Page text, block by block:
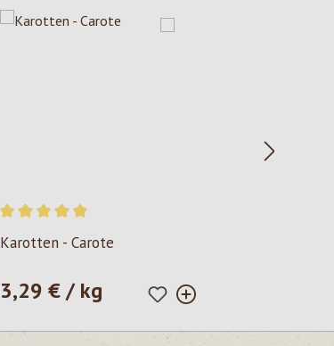
Valutazione media di 5 su 5 stelle
Karotten - Carote
Prezzo normale:
3,29 € / kg